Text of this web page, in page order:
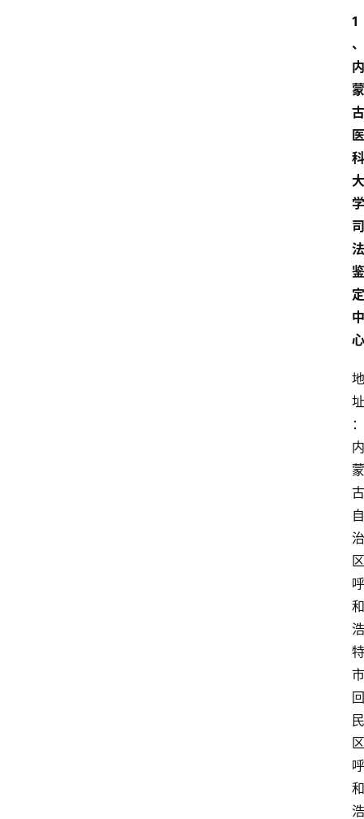
1
、
内
蒙
古
医
科
大
学
司
法
鉴
定
中
心
地
址
：
内
蒙
古
自
治
区
呼
和
浩
特
市
回
民
区
呼
和
浩